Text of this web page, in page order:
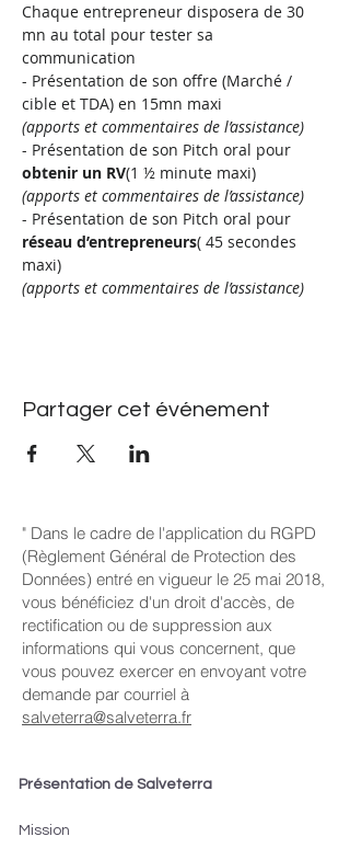
Chaque entrepreneur disposera de 30
mn au total pour tester sa
communication
- Présentation de son offre (Marché /
cible et TDA) en 15mn maxi
(apports et commentaires de l’assistance)
- Présentation de son Pitch oral pour
obtenir un RV(1 ½ minute maxi)
(apports et commentaires de l’assistance)
- Présentation de son Pitch oral pour
réseau d’entrepreneurs( 45 secondes
maxi)
(apports et commentaires de l’assistance)
Partager cet événement
" Dans le cadre de l'application du RGPD
(Règlement Général de Protection des
Données) entré en vigueur le 25 mai 2018,
vous bénéficiez d'un droit d'accès, de
rectification ou de suppression aux
informations qui vous concernent, que
vous pouvez exercer en envoyant votre
demande par courriel à
salveterra@salveterra.fr
Présentation de Salveterra
Mission